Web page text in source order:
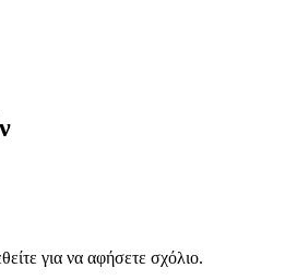
για να αφήσετε σχόλιο.